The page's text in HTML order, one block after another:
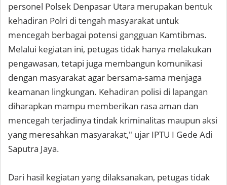
personel Polsek Denpasar Utara merupakan bentuk
kehadiran Polri di tengah masyarakat untuk
mencegah berbagai potensi gangguan Kamtibmas.
Melalui kegiatan ini, petugas tidak hanya melakukan
pengawasan, tetapi juga membangun komunikasi
dengan masyarakat agar bersama-sama menjaga
keamanan lingkungan. Kehadiran polisi di lapangan
diharapkan mampu memberikan rasa aman dan
mencegah terjadinya tindak kriminalitas maupun aksi
yang meresahkan masyarakat," ujar IPTU I Gede Adi
Saputra Jaya.
Dari hasil kegiatan yang dilaksanakan, petugas tidak